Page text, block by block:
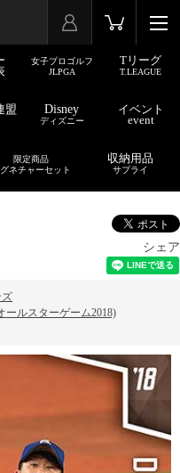
女子プロゴルフ
JLPGA
Tリーグ
T.LEAGUE
盟 Disney
ディズニー
イベント
event
限定商品
ネチャーセット
収納用品
サプライ
シェア
ールスターゲーム2018)